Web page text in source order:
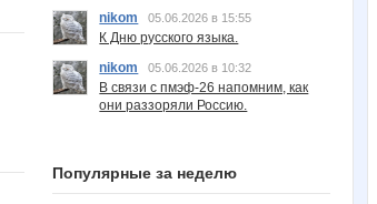
nikom
05.06.2026 в 15:55
К Дню русского языка.
nikom
05.06.2026 в 10:32
В связи с пмэф-26 напомним, как
они раззоряли Россию.
Популярные за неделю